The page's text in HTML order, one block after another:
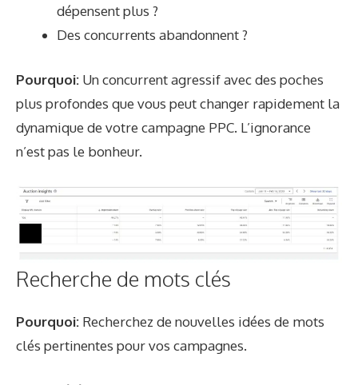
dépensent plus ?
Des concurrents abandonnent ?
Pourquoi: Un concurrent agressif avec des poches
plus profondes que vous peut changer rapidement la
dynamique de votre campagne PPC. L’ignorance
n’est pas le bonheur.
Recherche de mots clés
Pourquoi: Recherchez de nouvelles idées de mots
clés pertinentes pour vos campagnes.